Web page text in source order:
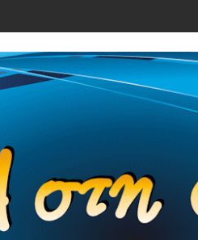
τραγουδίστριας με